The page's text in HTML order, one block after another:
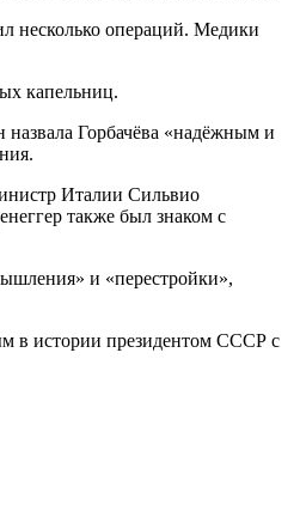
несколько операций. Медики
капельниц.
Горбачёва «надёжным и
Италии Сильвио
также был знаком с
и «перестройки»,
в истории президентом СССР с